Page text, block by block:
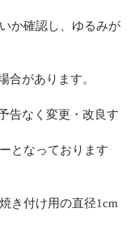
か確認し、ゆるみが
合があります。
告なく変更・改良す
となっております
き付け用の直径1cm